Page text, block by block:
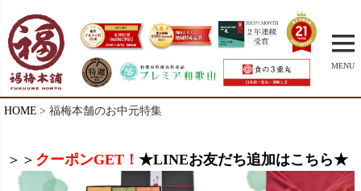
MENU
HOME 福梅本舗のお中元特集
＞＞ クーポンGET！ ★LINEお友だち追加はこちら★